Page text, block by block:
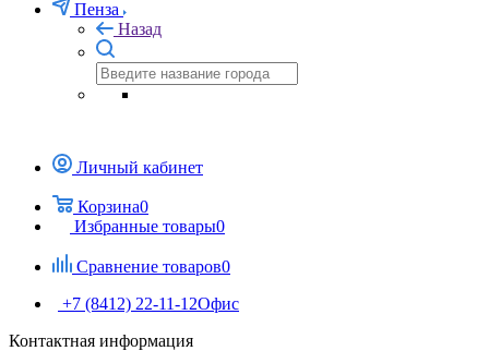
Пенза
Назад
Личный кабинет
Корзина0
Избранные товары0
Сравнение товаров0
+7 (8412) 22-11-12Офис
Контактная информация